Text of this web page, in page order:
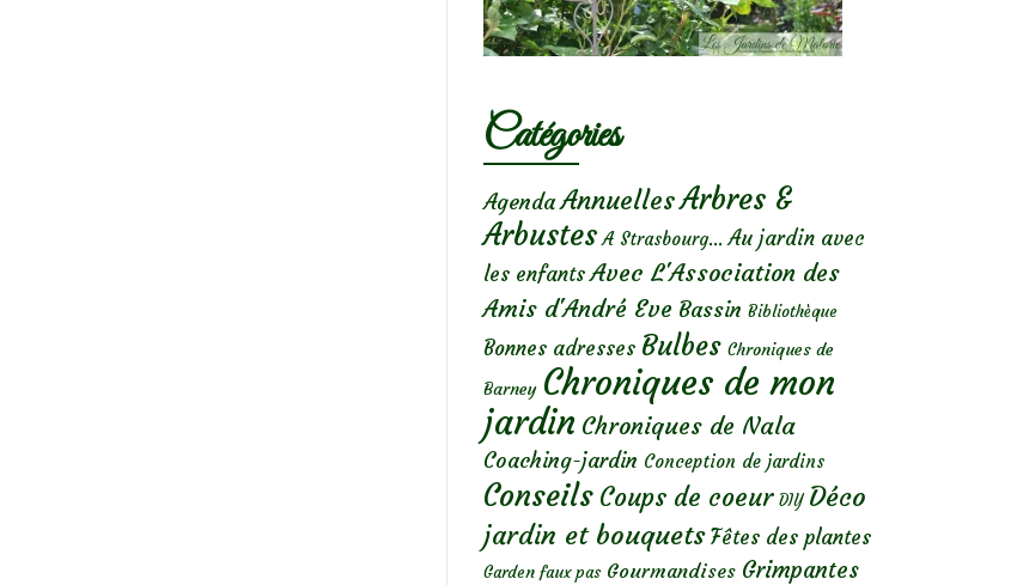
Catégories
Agenda AnnuellesArbres &
Arbustes A Strasbourg... Au jardin avec
les enfants Avec L'Association des
Amis d'André Eve Bassin Bibliothèque
Bonnes adresses Bulbes Chroniques de
Barney Chroniques de mon
jardin Chroniques de Nala
Coaching-jardin Conception de jardins
Conseils Coups de coeur DIY Déco
jardin et bouquets Fêtes des plantes
Garden faux pas Gourmandises Grimpantes